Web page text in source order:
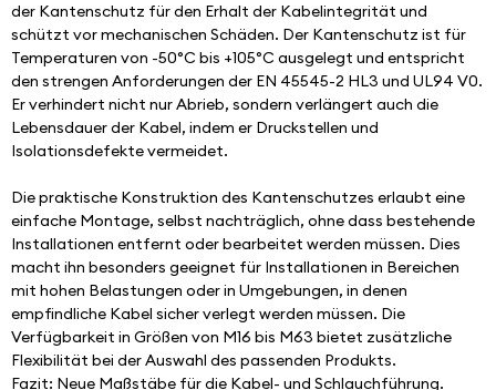
der Kantenschutz für den Erhalt der Kabelintegrität und
schützt vor mechanischen Schäden. Der Kantenschutz ist für
Temperaturen von -50°C bis +105°C ausgelegt und entspricht
den strengen Anforderungen der EN 45545-2 HL3 und UL94 V0.
Er verhindert nicht nur Abrieb, sondern verlängert auch die
Lebensdauer der Kabel, indem er Druckstellen und
Isolationsdefekte vermeidet.
Die praktische Konstruktion des Kantenschutzes erlaubt eine
einfache Montage, selbst nachträglich, ohne dass bestehende
Installationen entfernt oder bearbeitet werden müssen. Dies
macht ihn besonders geeignet für Installationen in Bereichen
mit hohen Belastungen oder in Umgebungen, in denen
empfindliche Kabel sicher verlegt werden müssen. Die
Verfügbarkeit in Größen von M16 bis M63 bietet zusätzliche
Flexibilität bei der Auswahl des passenden Produkts.
Fazit: Neue Maßstäbe für die Kabel- und Schlauchführung.